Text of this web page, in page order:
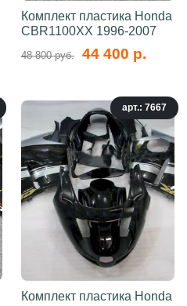
Комплект пластика Honda
CBR1100XX 1996-2007
48 800 руб. 44 400 р.
арт.: 7667
Комплект пластика Honda